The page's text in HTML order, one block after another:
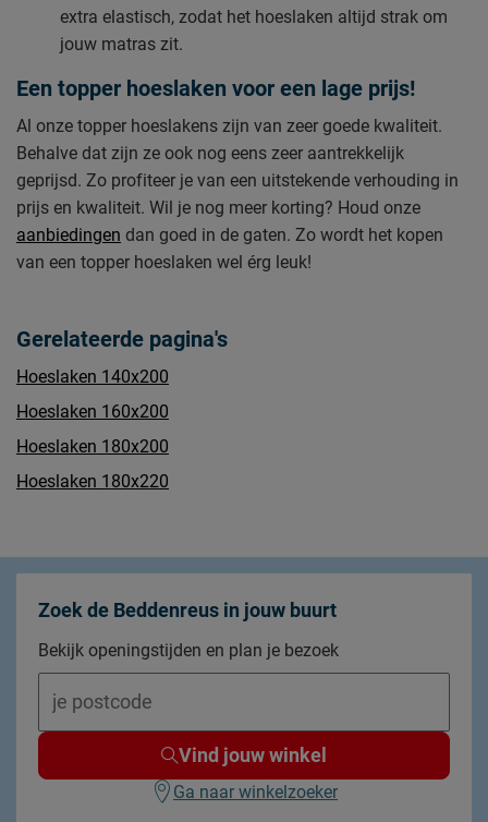
extra elastisch, zodat het hoeslaken altijd strak om
jouw matras zit.
Een topper hoeslaken voor een lage prijs!
Al onze topper hoeslakens zijn van zeer goede kwaliteit.
Behalve dat zijn ze ook nog eens zeer aantrekkelijk
geprijsd. Zo profiteer je van een uitstekende verhouding in
prijs en kwaliteit. Wil je nog meer korting? Houd onze
aanbiedingen dan goed in de gaten. Zo wordt het kopen
van een topper hoeslaken wel érg leuk!
Gerelateerde pagina's
Hoeslaken 140x200
Hoeslaken 160x200
Hoeslaken 180x200
Hoeslaken 180x220
Zoek de Beddenreus in jouw buurt
Bekijk openingstijden en plan je bezoek
Vind jouw winkel
Ga naar winkelzoeker